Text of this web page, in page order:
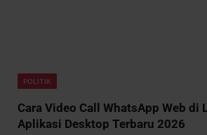
POLITIK
Cara Video Call WhatsApp Web di
Aplikasi Desktop Terbaru 2026